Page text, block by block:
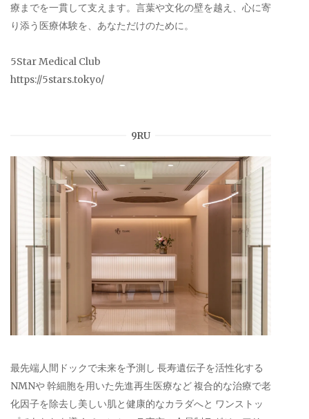
療までを一貫して支えます。言葉や文化の壁を越え、心に寄
り添う医療体験を、あなただけのために。
5Star Medical Club
https://5stars.tokyo/
9RU
最先端人間ドックで未来を予測し 長寿遺伝子を活性化する
NMNや 幹細胞を用いた先進再生医療など 複合的な治療で老
化因子を除去し美しい肌と健康的なカラダへと ワンストッ